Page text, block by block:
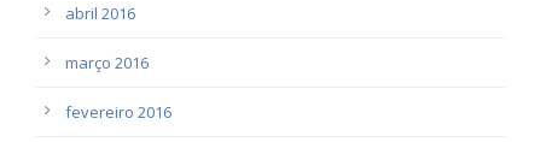
abril 2016
março 2016
fevereiro 2016